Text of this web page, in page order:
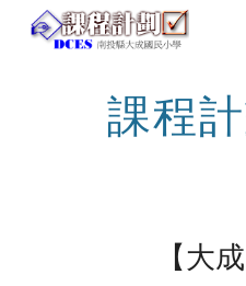
Skip to main content
課程
【大